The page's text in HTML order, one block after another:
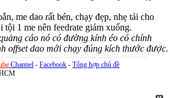
me dao rất bén, chạy đẹp, nhẹ tải cho
1 me nên feedrate giảm xuống.
cáo nó có đường kính éo có chính
offset dao mới chạy đúng kích thước được.
Channel - Facebook - Tổng hợp chủ đề